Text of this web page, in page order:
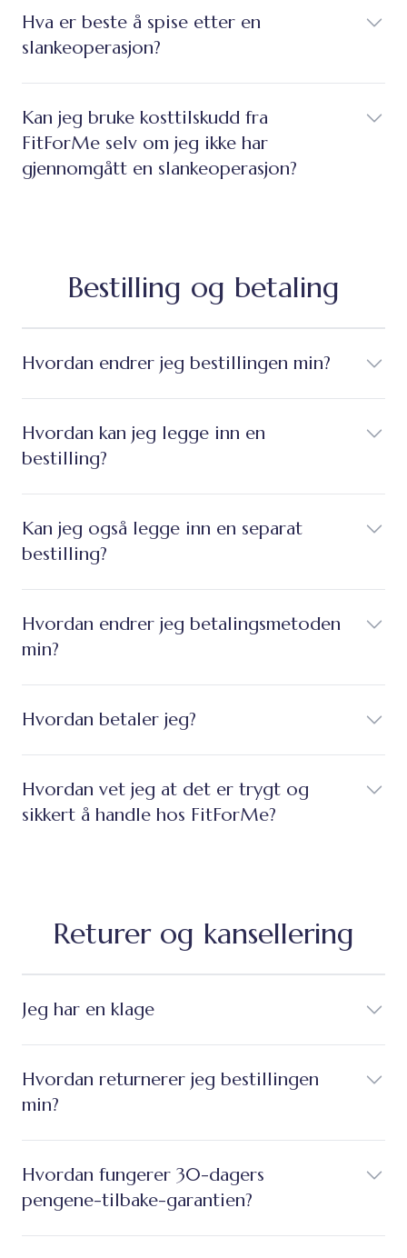
Hva er beste å spise etter en
slankeoperasjon?
Kan jeg bruke kosttilskudd fra
FitForMe selv om jeg ikke har
gjennomgått en slankeoperasjon?
Bestilling og betaling
Hvordan endrer jeg bestillingen min?
Hvordan kan jeg legge inn en
bestilling?
Kan jeg også legge inn en separat
bestilling?
Hvordan endrer jeg betalingsmetoden
min?
Hvordan betaler jeg?
Hvordan vet jeg at det er trygt og
sikkert å handle hos FitForMe?
Returer og kansellering
Jeg har en klage
Hvordan returnerer jeg bestillingen
min?
Hvordan fungerer 30-dagers
pengene-tilbake-garantien?